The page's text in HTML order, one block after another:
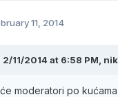
11, 2014
2/11/2014 at 6:58 PM,
moderatori po